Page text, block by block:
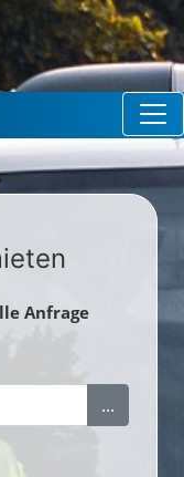
Anfrage
...